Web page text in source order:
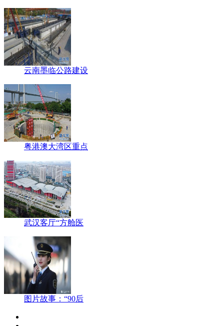
云南墨临公路建设
粤港澳大湾区重点
武汉客厅“方舱医
图片故事：“90后